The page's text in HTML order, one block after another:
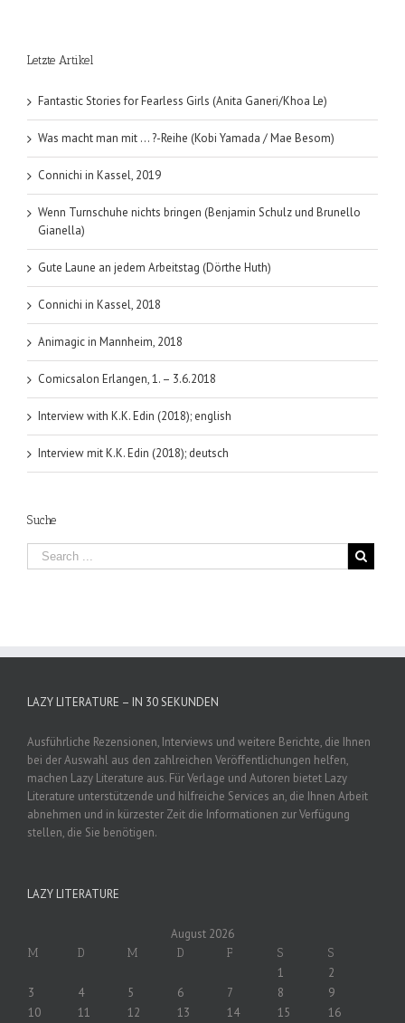
Letzte Artikel
Fantastic Stories for Fearless Girls (Anita Ganeri/Khoa Le)
Was macht man mit … ?-Reihe (Kobi Yamada / Mae Besom)
Connichi in Kassel, 2019
Wenn Turnschuhe nichts bringen (Benjamin Schulz und Brunello
Gianella)
Gute Laune an jedem Arbeitstag (Dörthe Huth)
Connichi in Kassel, 2018
Animagic in Mannheim, 2018
Comicsalon Erlangen, 1. – 3.6.2018
Interview with K.K. Edin (2018); english
Interview mit K.K. Edin (2018); deutsch
Suche
LAZY LITERATURE – IN 30 SEKUNDEN
Ausführliche Rezensionen, Interviews und weitere Berichte, die Ihnen
bei der Auswahl aus den zahlreichen Veröffentlichungen helfen,
machen Lazy Literature aus. Für Verlage und Autoren bietet Lazy
Literature unterstützende und hilfreiche Services an, die Ihnen Arbeit
abnehmen und in kürzester Zeit die Informationen zur Verfügung
stellen, die Sie benötigen.
LAZY LITERATURE
August 2026
M D M D F S S
1
2
3
4 5 6 7 8
9
10
11 12 13 14 15 16